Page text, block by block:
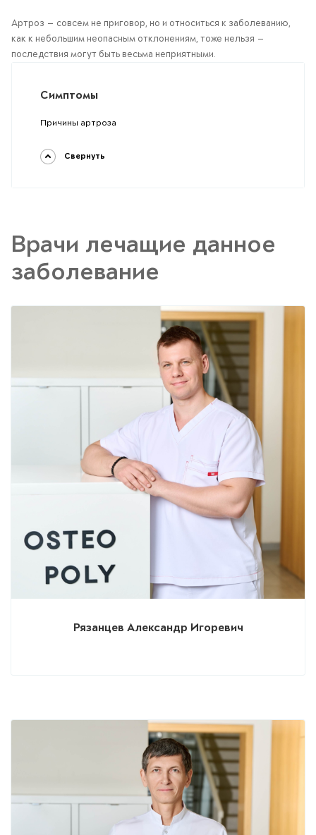
Артроз — совсем не приговор, но и относиться к заболеванию,
как к небольшим неопасным отклонениям, тоже нельзя —
последствия могут быть весьма неприятными.
Симптомы
Причины артроза
Свернуть
Врачи лечащие данное
заболевание
Рязанцев Александр Игоревич